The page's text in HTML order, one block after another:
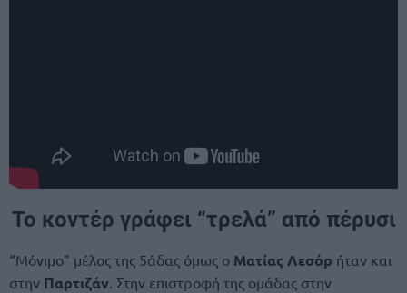
Το κοντέρ γράφει “τρελά” από πέρυσι
“Μόνιμο” μέλος της 5άδας όμως ο Ματίας Λεσόρ ήταν και
στην Παρτιζάν . Στην επιστροφή της ομάδας στην